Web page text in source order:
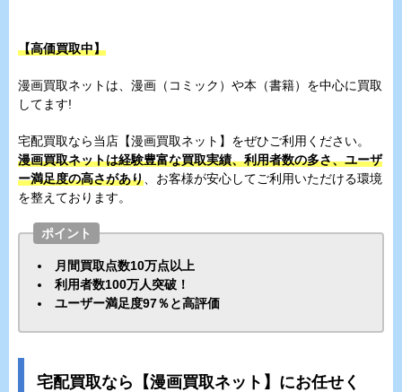
【高価買取中】
漫画買取ネットは、漫画（コミック）や本（書籍）を中心に買取
してます!
宅配買取なら当店【漫画買取ネット】をぜひご利用ください。
漫画買取ネットは経験豊富な買取実績、利用者数の多さ、ユーザ
ー満足度の高さがあり 、お客様が安心してご利用いただける環境
を整えております。
ポイント
月間買取点数10万点以上
利用者数100万人突破！
ユーザー満足度97％と高評価
宅配買取なら【漫画買取ネット】にお任せく